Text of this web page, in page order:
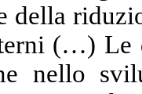
della
(…) Le
nello